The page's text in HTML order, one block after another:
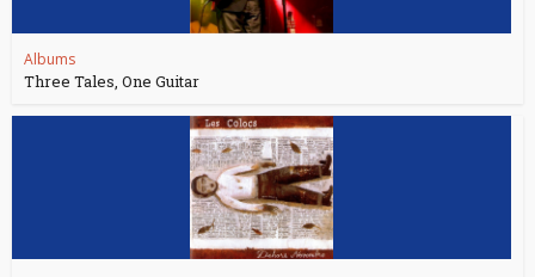
Albums
Three Tales, One Guitar